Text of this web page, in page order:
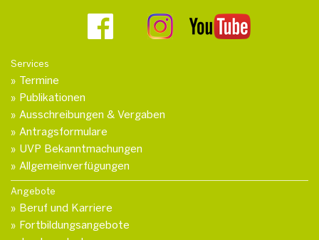
Services
Termine
Publikationen
Ausschreibungen & Vergaben
Antragsformulare
UVP Bekanntmachungen
Allgemeinverfügungen
Angebote
Beruf und Karriere
Fortbildungsangebote